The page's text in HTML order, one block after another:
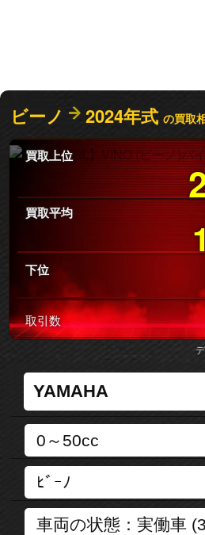
ビーノ 2024年式の買取
買取上位
買取平均
下位
取引数